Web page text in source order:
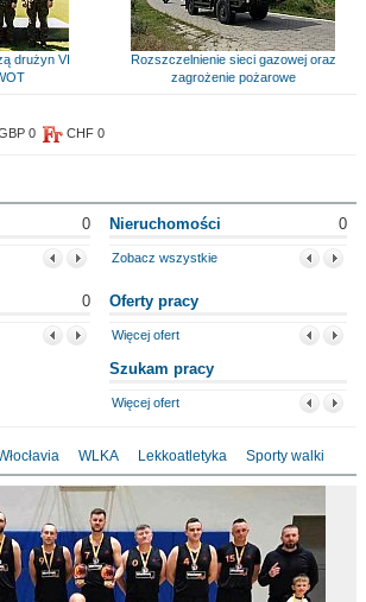
drużyn VI
Rozszczelnienie sieci gazowej oraz
zagrożenie pożarowe
0 CHF 0
0 Nieruchomości 0
Zobacz wszystkie
0 Oferty pracy
Więcej ofert
Szukam pracy
Więcej ofert
WLKA Lekkoatletyka Sporty walki